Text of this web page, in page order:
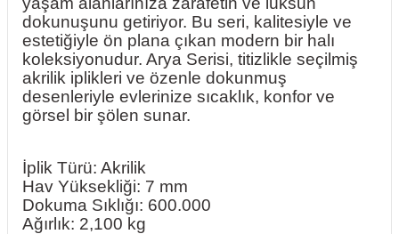
dokunuşunu getiriyor. Bu seri, kalitesiyle ve
estetiğiyle ön plana çıkan modern bir halı
koleksiyonudur. Arya Serisi, titizlikle seçilmiş
akrilik iplikleri ve özenle dokunmuş
desenleriyle evlerinize sıcaklık, konfor ve
görsel bir şölen sunar.
İplik Türü: Akrilik
Hav Yüksekliği: 7 mm
Dokuma Sıklığı: 600.000
Ağırlık: 2,100 kg